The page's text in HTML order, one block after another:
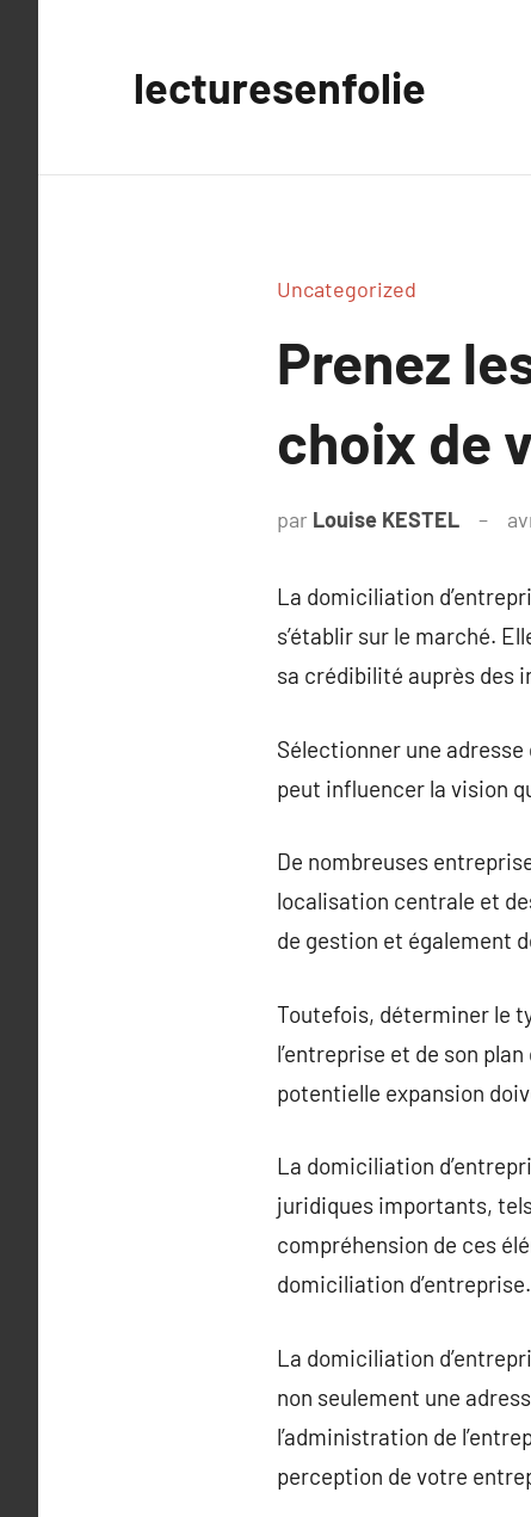
lecturesenfolie
Uncategorized
Prenez
choix de
par Louise KESTEL
La domiciliation
s’établir sur le marché.
sa crédibilité auprès des
Sélectionner une
peut influencer la vision
De nombreuses
localisation centrale et
de gestion et également
Toutefois, déterminer le
l’entreprise et de son
potentielle expansion
La domiciliation
juridiques importants,
compréhension de ces
domiciliation d’entreprise.
La domiciliation
non seulement une
l’administration de
perception de votre